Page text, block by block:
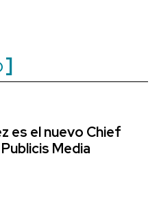
es el nuevo Chief
Media